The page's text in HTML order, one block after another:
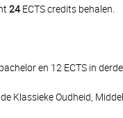
24 ECTS credits behalen.
en 12 ECTS in
Klassieke Oudheid,